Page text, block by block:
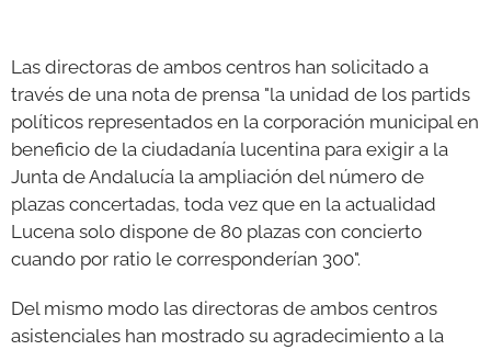
Las directoras de ambos centros han solicitado a
través de una nota de prensa "la unidad de los partids
políticos representados en la corporación municipal en
beneficio de la ciudadanía lucentina para exigir a la
Junta de Andalucía la ampliación del número de
plazas concertadas, toda vez que en la actualidad
Lucena solo dispone de 80 plazas con concierto
cuando por ratio le corresponderían 300".
Del mismo modo las directoras de ambos centros
asistenciales han mostrado su agradecimiento a la